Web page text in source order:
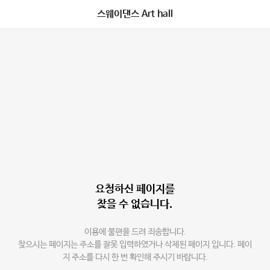
스웨이댄스 Art hall
요청하신 페이지를
찾을 수 없습니다.
이용에 불편을 드려 죄송합니다.
찾으시는 페이지는 주소를 잘못 입력하였거나 삭제된 페이지 입니다. 페이
지 주소를 다시 한 번 확인해 주시기 바랍니다.